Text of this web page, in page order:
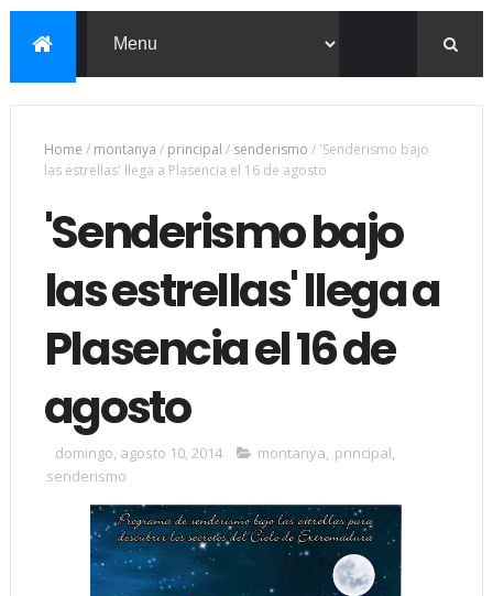
Home / montanya / principal / senderismo / 'Senderismo bajo
las estrellas' llega a Plasencia el 16 de agosto
'Senderismo bajo
las estrellas' llega a
Plasencia el 16 de
agosto
domingo, agosto 10, 2014 montanya, principal,
senderismo